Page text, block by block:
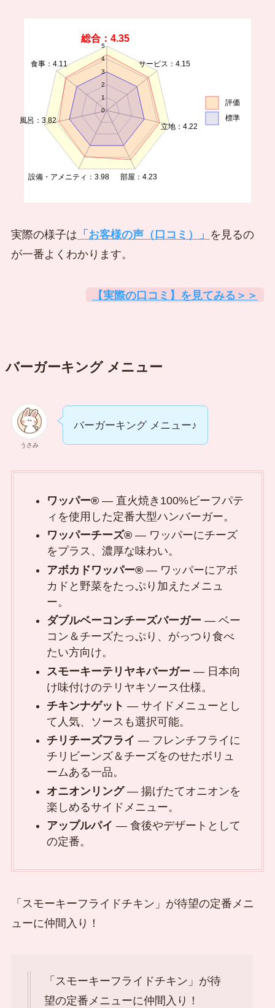
0
1
2
3
4
5
総合：4.35
サービス：4.15
立地：4.22
部屋：4.23
設備・アメニティ：3.98
風呂：3.82
食事：4.11
評価
標準
実際の様子は 「お客様の声（口コミ）」 を見るの
が一番よくわかります。
【実際の口コミ】を見てみる＞＞
バーガーキング メニュー
うさみ
バーガーキング メニュー♪
ワッパー®— 直火焼き100%ビーフパテ
ィを使用した定番大型ハンバーガー。
ワッパーチーズ®— ワッパーにチーズ
をプラス、濃厚な味わい。
アボカドワッパー®— ワッパーにアボ
カドと野菜をたっぷり加えたメニュ
ー。
ダブルベーコンチーズバーガー — ベー
コン＆チーズたっぷり、がっつり食べ
たい方向け。
スモーキーテリヤキバーガー — 日本向
け味付けのテリヤキソース仕様。
チキンナゲット — サイドメニューとし
て人気、ソースも選択可能。
チリチーズフライ — フレンチフライに
チリビーンズ＆チーズをのせたボリュ
ームある一品。
オニオンリング— 揚げたてオニオンを
楽しめるサイドメニュー。
アップルパイ — 食後やデザートとして
の定番。
「スモーキーフライドチキン」が待望の定番メニ
ューに仲間入り！
「スモーキーフライドチキン」が待
望の定番メニューに仲間入り！